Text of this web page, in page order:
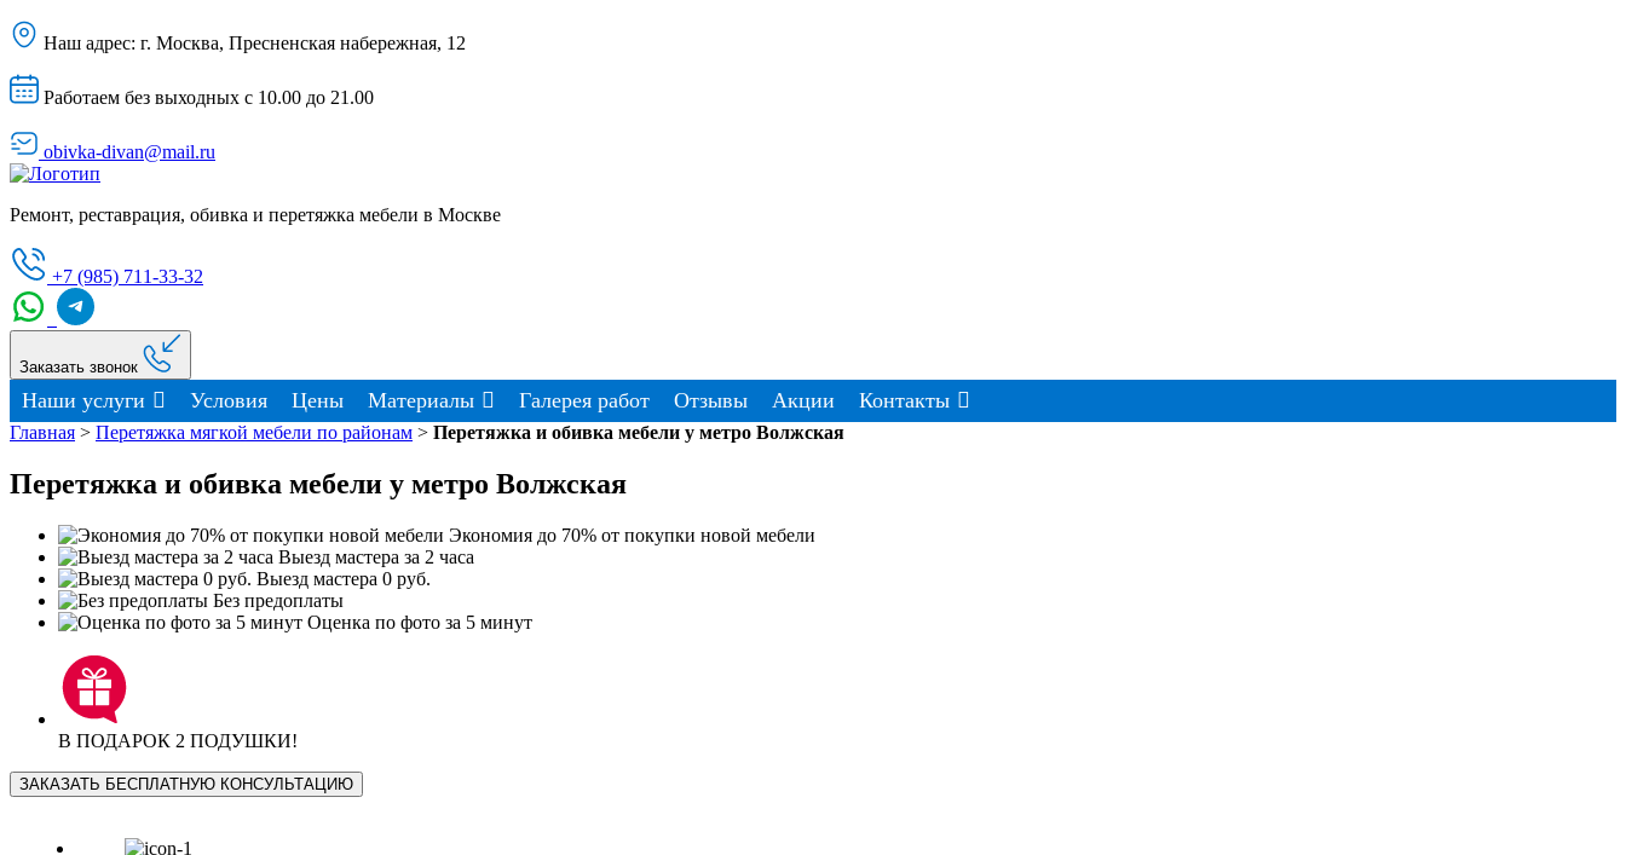
Наш адрес: г. Москва, Пресненская набережная, 12
Работаем без выходных с 10.00 до 21.00
obivka-divan@mail.ru
Ремонт, реставрация, обивка и перетяжка мебели в Москве
+7 (985) 711-33-32
Заказать звонок
Наши услуги Условия Цены Материалы Галерея работ Отзывы Акции Контакты
Главная > Перетяжка мягкой мебели по районам > Перетяжка и обивка мебели у метро Волжская
Перетяжка и обивка мебели у метро Волжская
Экономия до 70% от покупки новой мебели
Выезд мастера за 2 часа
Выезд мастера 0 руб.
Без предоплаты
Оценка по фото за 5 минут
В ПОДАРОК 2 ПОДУШКИ!
ЗАКАЗАТЬ БЕСПЛАТНУЮ КОНСУЛЬТАЦИЮ